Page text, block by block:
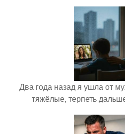
Два года назад я ушла от
тяжёлые, терпеть